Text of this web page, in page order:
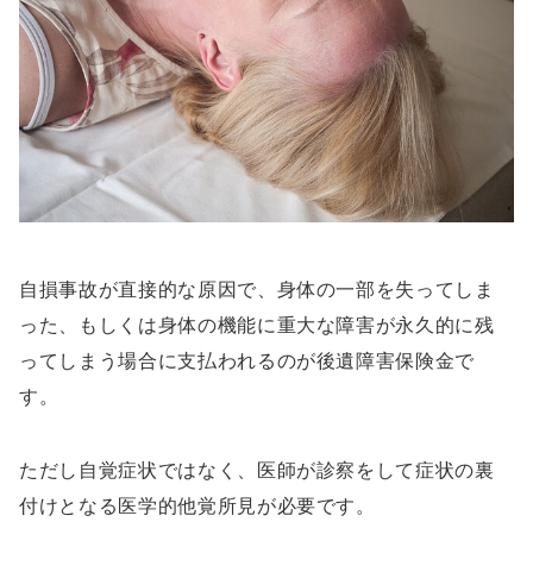
自損事故が直接的な原因で、身体の一部を失ってしま
った、もしくは身体の機能に重大な障害が永久的に残
ってしまう場合に支払われるのが後遺障害保険金で
す。
ただし自覚症状ではなく、医師が診察をして症状の裏
付けとなる医学的他覚所見が必要です。